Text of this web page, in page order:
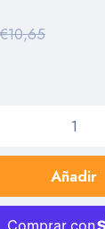
€10,65
Añadir